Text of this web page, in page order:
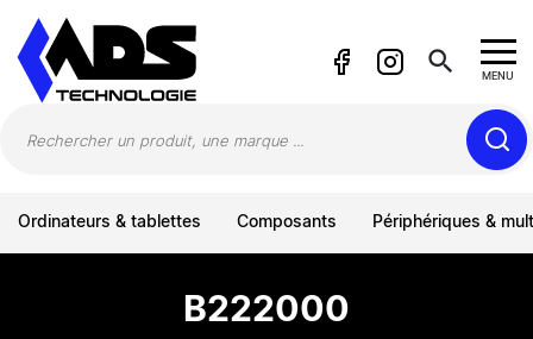
search MENU
Ordinateurs & tablettes Composants Périphériques &
B222000